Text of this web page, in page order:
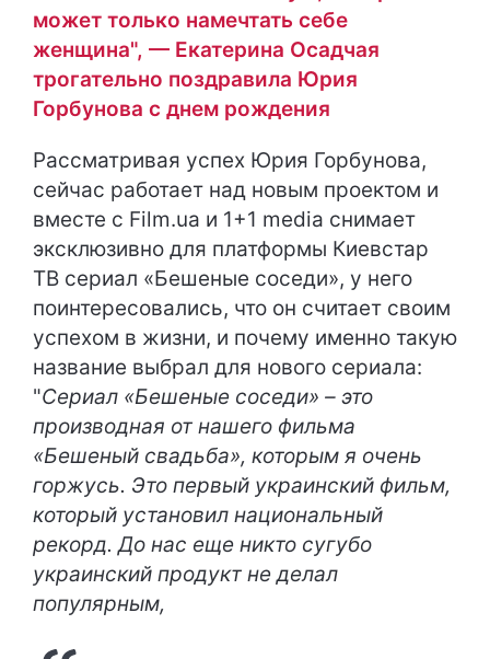
может только намечтать себе
женщина", — Екатерина Осадчая
трогательно поздравила Юрия
Горбунова с днем ​​рождения
Рассматривая успех Юрия Горбунова,
сейчас работает над новым проектом и
вместе с Film.ua и 1+1 media снимает
эксклюзивно для платформы Киевстар
ТВ сериал «Бешеные соседи», у него
поинтересовались, что он считает своим
успехом в жизни, и почему именно такую
название выбрал для нового сериала:
"Сериал «Бешеные соседи» – это
производная от нашего фильма
«Бешеный свадьба», которым я очень
горжусь. Это первый украинский фильм,
который установил национальный
рекорд. До нас еще никто сугубо
украинский продукт не делал
популярным,